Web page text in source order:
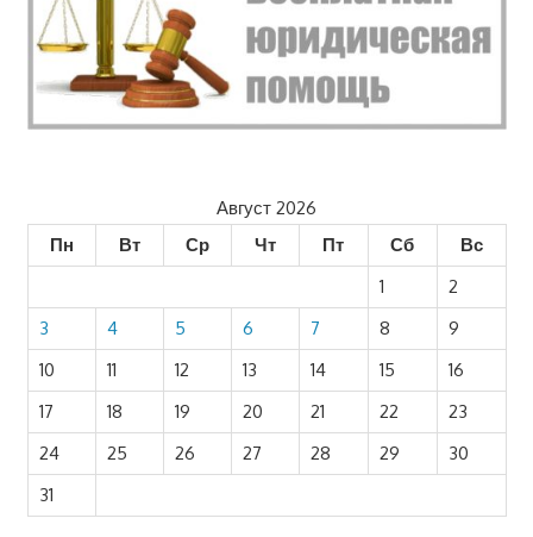
Август 2026
Пн
Вт Ср Чт Пт Сб
Вс
1
2
3
4 5 6 7 8
9
10
11 12 13 14 15
16
17
18 19 20 21 22
23
24
25 26 27 28 29
30
31